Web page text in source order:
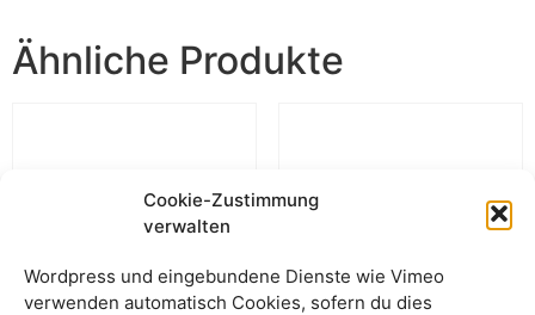
Cookie-Zustimmung
verwalten
Wordpress und eingebundene Dienste wie Vimeo
verwenden automatisch Cookies, sofern du dies
Ähnliche Produkte